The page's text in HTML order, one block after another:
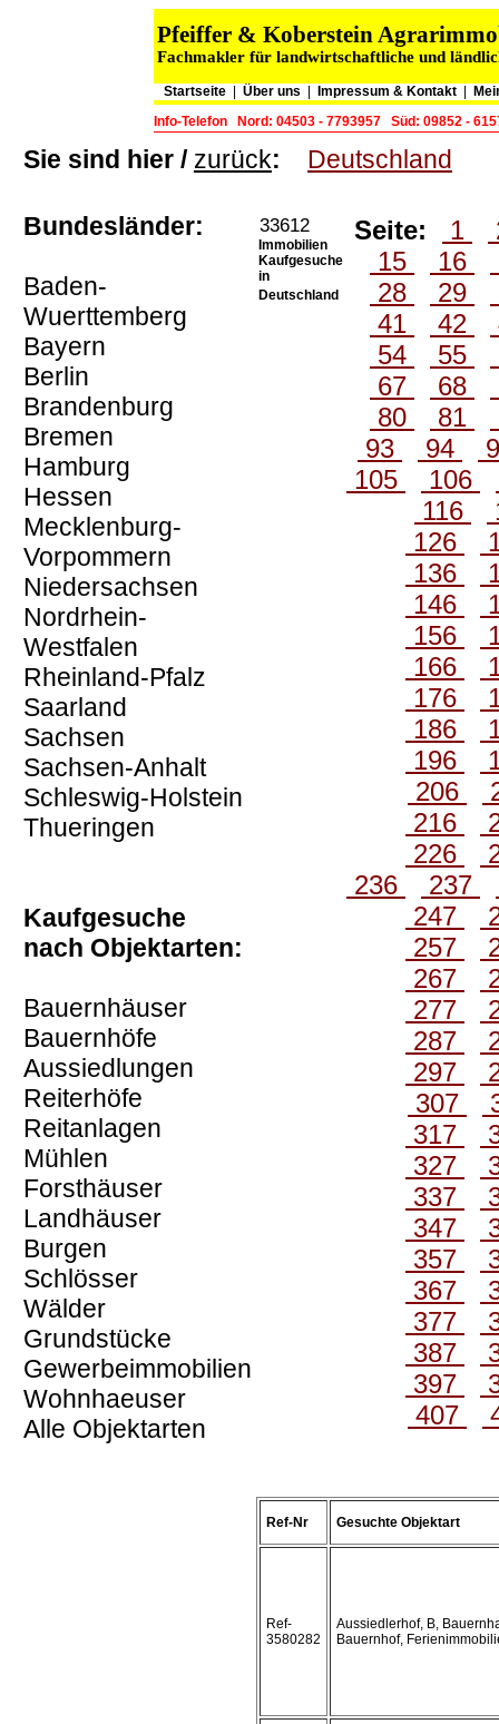
Pfeiffer & Koberstein
Fachmakler für landwirtschaftliche und
Startseite Über uns Impressum & Kontakt
Info-Telefon
Nord: 04503 - 7793957 Süd: 09852 -
Sie sind hier / zurück: Deutschland
Bundesländer:
Baden-
Wuerttemberg
Bayern
Berlin
Brandenburg
Bremen
Hamburg
Hessen
Mecklenburg-
Vorpommern
Niedersachsen
Nordrhein-
Westfalen
Rheinland-Pfalz
Saarland
Sachsen
Sachsen-Anhalt
Schleswig-Holstein
Thueringen
Kaufgesuche
nach Objektarten:
Bauernhäuser
Bauernhöfe
Aussiedlungen
Reiterhöfe
Reitanlagen
Mühlen
Forsthäuser
Landhäuser
Burgen
Schlösser
Wälder
Grundstücke
Gewerbeimmobilien
Wohnhaeuser
Alle Objektarten
33612
Immobilien
Kaufgesuche
in
Deutschland
Seite: 1
15
16
28
29
41
42
54
55
67
68
80
81
93
94
105
106
116
126
136
146
156
166
176
186
196
206
216
226
236
237
247
257
267
277
287
297
307
317
327
337
347
357
367
377
387
397
407
Ref-Nr Gesuchte Objektart
Ref-
3580282
Aussiedlerhof, B,
Bauernhof,